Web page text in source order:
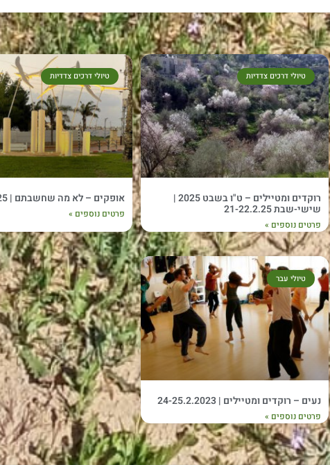
טיולי דרכים צדדיות
רוקדים ומטיילים – ט"ו בשבט 2025 |
שישי-שבת 21-22.2.25
פרטים נוספים »
טיולי דרכים צדדיות
אופקים – לא מה שחשבתם | 24.2.25
פרטים נוספים »
טיולי עבר
נעים – רוקדים ומטיילים | 24-25.2.2023
פרטים נוספים »